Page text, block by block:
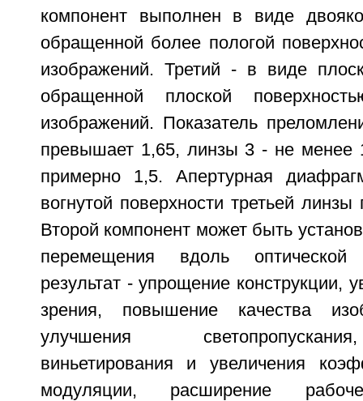
компонент выполнен в виде
обращенной более пологой
изображений. Третий - в виде
обращенной плоской
изображений. Показатель
превышает 1,65, линзы 3 - не менее
примерно 1,5. Апертурная
вогнутой поверхности третьей линзы
Второй компонент может быть
перемещения вдоль оптической
результат - упрощение конструкции,
зрения, повышение качества
улучшения
виньетирования и увеличения
модуляции, расширение